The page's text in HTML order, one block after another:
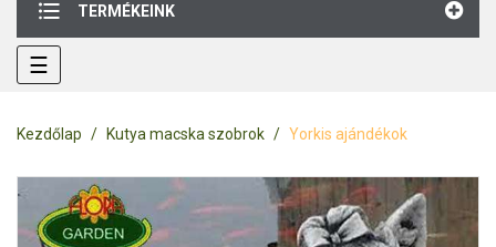
TERMÉKEINK
Toggle
navigation
☰
Kezdőlap Kutya macska szobrok Yorkis ajándékok